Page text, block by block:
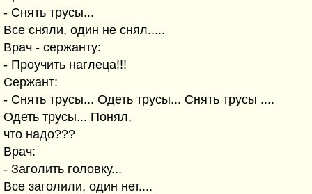
- Снять трусы...
Все сняли, один не снял.....
Врач - сержанту:
- Проучить наглеца!!!
Сержант:
- Снять трусы... Одеть трусы... Снять трусы ....
Одеть трусы... Понял,
что надо???
Врач:
- Заголить головку...
Все заголили, один нет....